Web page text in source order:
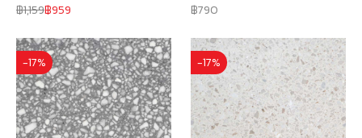
1,159 959 790
-17% -17%